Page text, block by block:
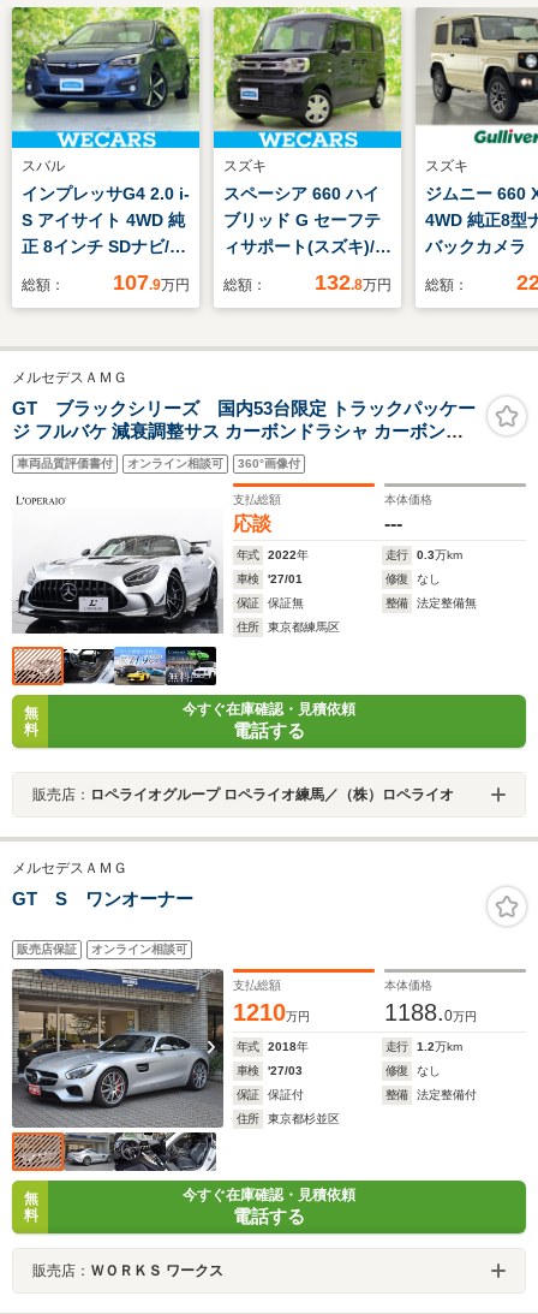
スバル
インプレッサG4 2.0 i-
S アイサイト 4WD 純
正 8インチ SDナビ/ア
イサイト/車線逸脱防
ヘッドランプ
LED/Bluetooth接
続/ETC2.0/EBD付
ABS/横滑り防止装置
総額： 107.9万円
スズキ
スペーシア 660 ハイ
ブリッド G セーフテ
ィサポート(スズキ)/車
線逸脱防止支援システ
グ 運転席/エアバッグ
ドウ/エンジンスター
トボタン/キーレスス
タートシステム
総額： 132.8万円
スズキ
ジムニー 660
4WD 純正8
バックカメラ
ヒーター
ン 衝突軽減
ト フォグ
イビーム 純
車
総額：
メルセデスＡＭＧ
GT ブラックシリーズ 国内53台限定 トラックパッケー
ジ フルバケ 減衰調整サス カーボンドラシャ カーボンボ
ンネット/フェンダー/テールゲート/リアウィング パフォ
ーマンスステアリング DINAMICAダッシュボード オレン
ジステッチ
車両品質評価書付 オンライン相談可 360°画像付
支払総額
応談
本体価格
---
年式 2022年 走行 0.3万km
車検
'27/01 修復
なし
保証
保証無 整備
法定整備無
住所
東京都練馬区
無
料
今すぐ在庫確認・見積依頼
電話する
販売店： ロペライオグループ ロペライオ練馬／（株）ロペライオ
メルセデスＡＭＧ
GT S ワンオーナー
販売店保証 オンライン相談可
支払総額
1210万円
本体価格
1188.0万円
年式 2018年 走行 1.2万km
車検
'27/03 修復
なし
保証
保証付 整備
法定整備付
住所
東京都杉並区
無
料
今すぐ在庫確認・見積依頼
電話する
販売店： ＷＯＲＫＳ ワークス